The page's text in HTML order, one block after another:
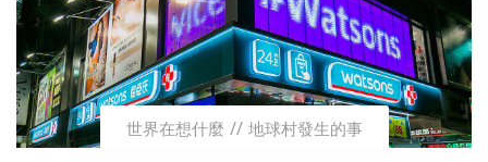
世界在想什麼 地球村發生的事